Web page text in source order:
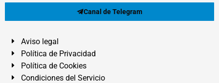
Canal de Telegram
Aviso legal
Política de Privacidad
Política de Cookies
Condiciones del Servicio